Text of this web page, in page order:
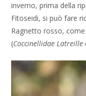
inverno, prima della
Fitoseidi, si può fare
Ragnetto rosso,
(Coccinellidae Latreille